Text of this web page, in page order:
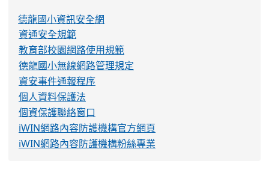
德龍國小資訊安全網
資通安全規範
教育部校園網路使用規範
德龍國小無線網路管理規定
資安事件通報程序
個人資料保護法
個資保護聯絡窗口
iWIN網路內容防護機構官方網頁
iWIN網路內容防護機構粉絲專業